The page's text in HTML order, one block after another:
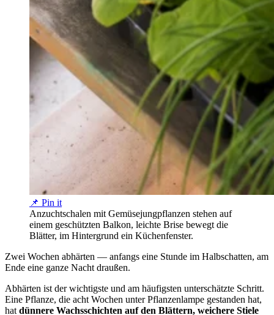
📌 Pin it
Anzuchtschalen mit Gemüsejungpflanzen stehen auf
einem geschützten Balkon, leichte Brise bewegt die
Blätter, im Hintergrund ein Küchenfenster.
Zwei Wochen abhärten — anfangs eine Stunde im Halbschatten, am
Ende eine ganze Nacht draußen.
Abhärten ist der wichtigste und am häufigsten unterschätzte Schritt.
Eine Pflanze, die acht Wochen unter Pflanzenlampe gestanden hat,
hat dünnere Wachsschichten auf den Blättern, weichere Stiele